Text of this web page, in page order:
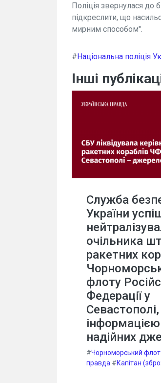
Поліція звернулася до
підкреслити, що
мирним способом".
#Національна поліція
Інші
Служба
України
очільника
ракетних
флоту
Федерації у
Севастополі,
надійних
#Чорноморський флот
правда #Капітан